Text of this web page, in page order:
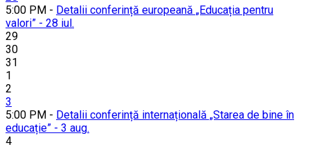
5:00 PM - Detalii conferință europeană „Educația pentru
valori” - 28 iul.
29
30
31
1
2
3
5:00 PM - Detalii conferință internațională „Starea de bine în
educație” - 3 aug.
4